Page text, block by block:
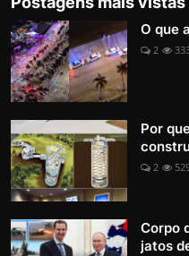
O que
2
Por
2
Corpo
jatos